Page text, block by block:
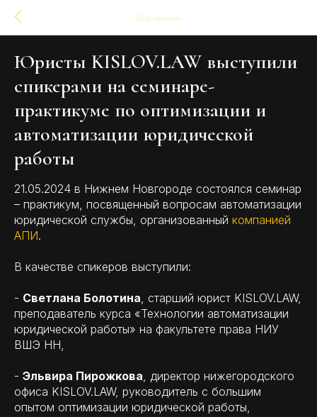
Мероприятия
Юристы KISLOV.LAW выступили
спикерами на семинаре-
практикуме по оптимизации и
автоматизации юридической
работы
21.05.2024 в Нижнем Новгороде состоялся семинар
– практикум, посвященный вопросам автоматизации
юридической службы, организованный компанией
АПИ.
В качестве спикеров выступили:
- Светлана Болотина, старший юрист KISLOV.LAW,
преподаватель курса «Технологии автоматизации
юридической работы» на факультете права НИУ
ВШЭ НН,
- Эльвира Пирожкова, директор нижегородского
офиса KISLOV.LAW, руководитель с большим
опытом оптимизации юридической работы,